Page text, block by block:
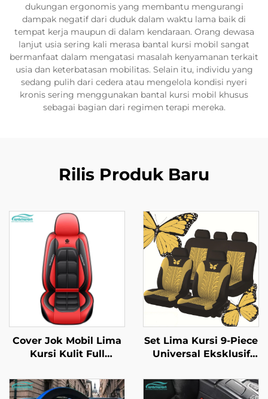
dukungan ergonomis yang membantu mengurangi
dampak negatif dari duduk dalam waktu lama baik di
tempat kerja maupun di dalam kendaraan. Orang dewasa
lanjut usia sering kali merasa bantal kursi mobil sangat
bermanfaat dalam mengatasi masalah kenyamanan terkait
usia dan keterbatasan mobilitas. Selain itu, individu yang
sedang pulih dari cedera atau mengelola kondisi nyeri
kronis sering menggunakan bantal kursi mobil khusus
sebagai bagian dari regimen terapi mereka.
Rilis Produk Baru
Cover Jok Mobil Lima
Kursi Kulit Full
Musim Universal
Tahan Aus Tahan
Set Lima Kursi 9-Piece
Universal Eksklusif
Indentasi Kupu-Kupu
Desain Kulit untuk